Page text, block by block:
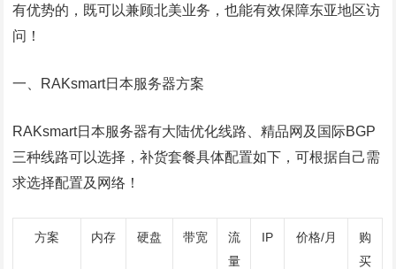
有优势的，既可以兼顾北美业务，也能有效保障东亚地区访
问！
一、RAKsmart日本服务器方案
RAKsmart日本服务器有大陆优化线路、精品网及国际BGP
三种线路可以选择，补货套餐具体配置如下，可根据自己需
求选择配置及网络！
方案 内存 硬盘 带宽
流
量
IP 价格/月
购
买